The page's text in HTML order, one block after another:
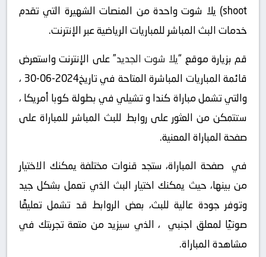
shoot) يلا شوت واحدة من المنصات الشهيرة التي تقدم
خدمات البث المباشر للمباريات الرياضية عبر الإنترنت.
قم بزيارة موقع “يلا شوت الجديد” على الإنترنت واستعرض
قائمة المباريات المباشرة المتاحة في تاريخ2024-06-30 ،
والتي تشمل مباراة كندا و تشيلي في بطولة كوبا أمريكا ،
ستتمكن من العثور على روابط للبث المباشر للمباراة على
صفحة المباراة المعنية.
في صفحة المباراة، ستجد قنوات مختلفة يمكنك الاختيار
من بينها، حيث يمكنك اختيار البث الذي تعمل بشكل جيد
وتوفر جودة عالية للبث، بعض الروابط قد تشمل تعليقًا
صوتيًا لمعلق اجنبي ، الذي سيزيد من متعة تجربتك في
مشاهدة المباراة.